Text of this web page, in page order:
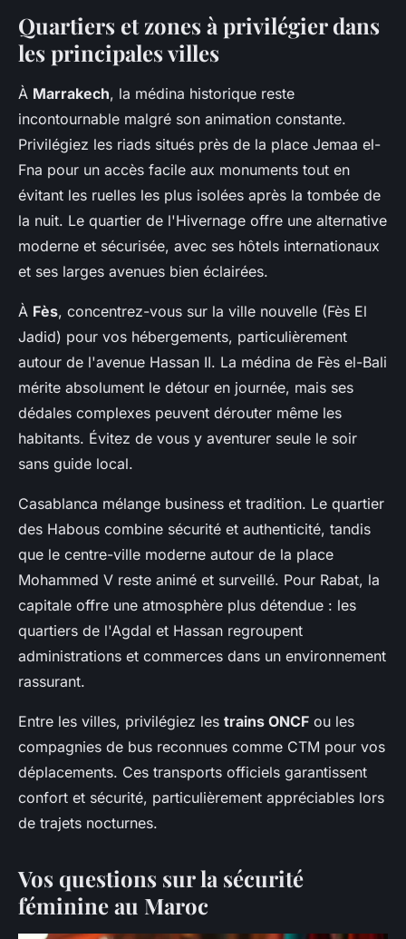
Quartiers et zones à privilégier dans
les principales villes
À Marrakech, la médina historique reste
incontournable malgré son animation constante.
Privilégiez les riads situés près de la place Jemaa el-
Fna pour un accès facile aux monuments tout en
évitant les ruelles les plus isolées après la tombée de
la nuit. Le quartier de l'Hivernage offre une alternative
moderne et sécurisée, avec ses hôtels internationaux
et ses larges avenues bien éclairées.
À Fès, concentrez-vous sur la ville nouvelle (Fès El
Jadid) pour vos hébergements, particulièrement
autour de l'avenue Hassan II. La médina de Fès el-Bali
mérite absolument le détour en journée, mais ses
dédales complexes peuvent dérouter même les
habitants. Évitez de vous y aventurer seule le soir
sans guide local.
Casablanca mélange business et tradition. Le quartier
des Habous combine sécurité et authenticité, tandis
que le centre-ville moderne autour de la place
Mohammed V reste animé et surveillé. Pour Rabat, la
capitale offre une atmosphère plus détendue : les
quartiers de l'Agdal et Hassan regroupent
administrations et commerces dans un environnement
rassurant.
Entre les villes, privilégiez les trains ONCF ou les
compagnies de bus reconnues comme CTM pour vos
déplacements. Ces transports officiels garantissent
confort et sécurité, particulièrement appréciables lors
de trajets nocturnes.
Vos questions sur la sécurité
féminine au Maroc